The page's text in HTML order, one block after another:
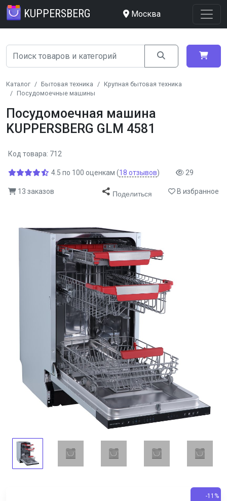
KUPPERSBERG Москва
Каталог Бытовая техника
Крупная бытовая техника
Посудомоечные машины
Посудомоечная машина
KUPPERSBERG GLM 4581
Код товара: 712
4.5 по 100 оценкам (18 отзывов) 29
13 заказов Поделиться В избранное
-11%